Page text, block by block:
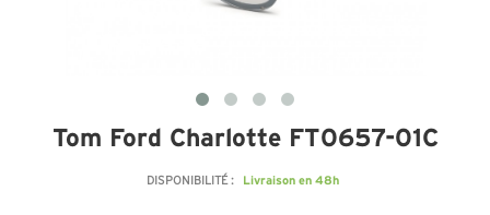
Tom Ford Charlotte FT0657-01C
DISPONIBILITÉ : Livraison en 48h